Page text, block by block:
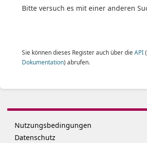
Bitte versuch es mit einer anderen
Sie können dieses Register auch über die API
Dokumentation) abrufen.
Nutzungsbedingungen
Datenschutz